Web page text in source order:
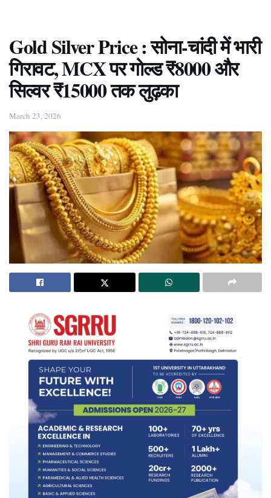
Gold Silver Price : सोना-चांदी में भारी
गिरावट, MCX पर गोल्ड ₹8000 और
सिल्वर ₹15000 तक लुढ़का
March 23, 2026